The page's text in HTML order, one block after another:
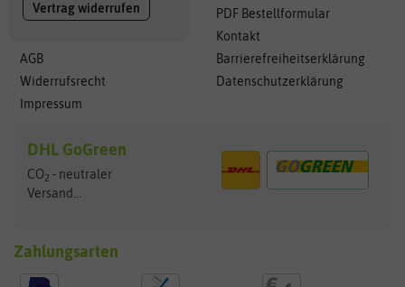
Vertrag widerrufen
AGB
Widerrufsrecht
Impressum
PDF Bestellformular
Kontakt
Barrierefreiheitserklärung
Datenschutzerklärung
DHL GoGreen
CO2 - neutraler
Versand...
Zahlungsarten